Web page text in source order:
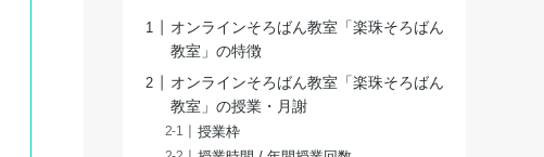
オンラインそろばん教室「楽珠そろばん
教室」の特徴
オンラインそろばん教室「楽珠そろばん
教室」の授業・月謝
授業枠